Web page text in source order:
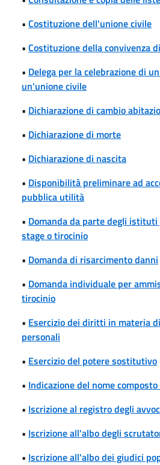
• Costituzione dell'unione civile
• Costituzione della convivenza
• Delega per la celebrazione di
un'unione civile
• Dichiarazione di cambio
• Dichiarazione di morte
• Dichiarazione di nascita
• Disponibilità preliminare ad
pubblica utilità
• Domanda da parte degli
stage o tirocinio
• Domanda di risarcimento danni
• Domanda individuale per
tirocinio
• Esercizio dei diritti in materia
personali
• Esercizio del potere sostitutivo
• Indicazione del nome
• Iscrizione al registro degli
• Iscrizione all'albo degli
• Iscrizione all'albo dei giudici